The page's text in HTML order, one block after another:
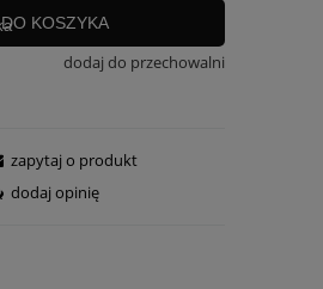
DO KOSZYKA
dodaj do przechowalni
zapytaj o produkt
dodaj opinię